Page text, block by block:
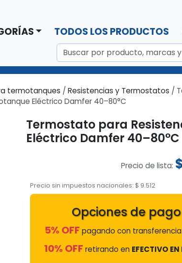
TODOS LOS PRODUCTOS
termotanques / Resistencias y Termostatos /
Eléctrico Damfer 40–80°C
Termostato para
Eléctrico Damfer 40–80°C
Precio de lista: $
Precio sin impuestos nacionales:$ 9.512
Opciones de
5% OFF pagando con
10% OFF retirando en EFECTIVO EN